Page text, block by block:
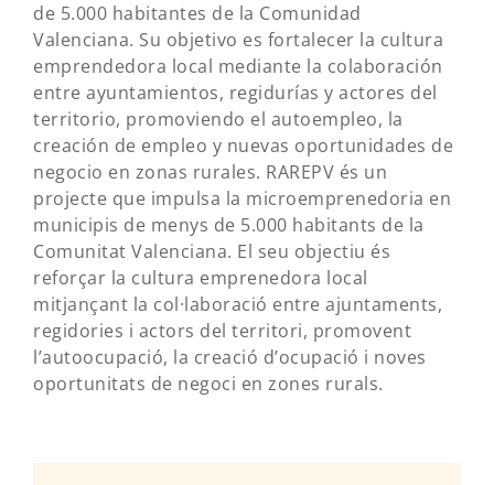
de 5.000 habitantes de la Comunidad
Valenciana. Su objetivo es fortalecer la cultura
emprendedora local mediante la colaboración
entre ayuntamientos, regidurías y actores del
territorio, promoviendo el autoempleo, la
creación de empleo y nuevas oportunidades de
negocio en zonas rurales. RAREPV és un
projecte que impulsa la microemprenedoria en
municipis de menys de 5.000 habitants de la
Comunitat Valenciana. El seu objectiu és
reforçar la cultura emprenedora local
mitjançant la col·laboració entre ajuntaments,
regidories i actors del territori, promovent
l’autoocupació, la creació d’ocupació i noves
oportunitats de negoci en zones rurals.